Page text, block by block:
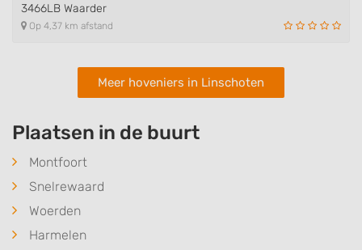
3466LB Waarder
Op 4,37 km afstand
Meer hoveniers in Linschoten
Plaatsen in de buurt
Montfoort
Snelrewaard
Woerden
Harmelen